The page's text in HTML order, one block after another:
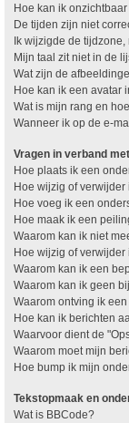
Hoe kan ik
De tijden zijn niet
Ik wijzigde de
Mijn taal zit niet in de
Wat zijn de
Hoe kan ik een avatar
Wat is mijn rang en
Wanneer ik op de e-
Vragen in verband
Hoe plaats ik een
Hoe wijzig of verwijder
Hoe voeg ik een
Hoe maak ik een
Waarom kan ik niet
Hoe wijzig of
Waarom kan ik een
Waarom kan ik geen
Waarom ontving ik
Hoe kan ik berichten
Waarvoor dient de
Waarom moet mijn
Hoe bump ik mijn
Tekstopmaak en
Wat is BBCode?